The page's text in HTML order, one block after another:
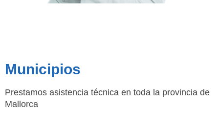
Municipios
Prestamos asistencia técnica en toda la provincia de
Mallorca